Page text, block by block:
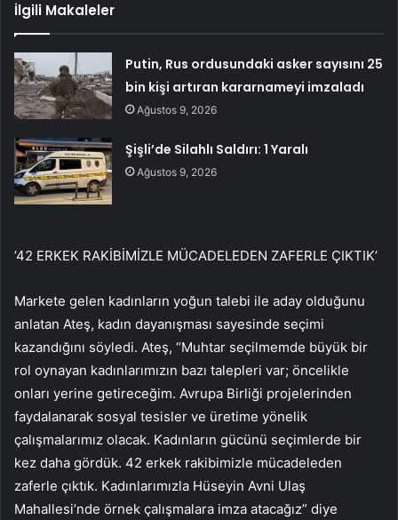
İlgili Makaleler
Putin, Rus ordusundaki asker sayısını 25
bin kişi artıran kararnameyi imzaladı
Ağustos 9, 2026
Şişli’de Silahlı Saldırı: 1 Yaralı
Ağustos 9, 2026
’42 ERKEK RAKİBİMİZLE MÜCADELEDEN ZAFERLE ÇIKTIK’
Markete gelen kadınların yoğun talebi ile aday olduğunu
anlatan Ateş, kadın dayanışması sayesinde seçimi
kazandığını söyledi. Ateş, “Muhtar seçilmemde büyük bir
rol oynayan kadınlarımızın bazı talepleri var; öncelikle
onları yerine getireceğim. Avrupa Birliği projelerinden
faydalanarak sosyal tesisler ve üretime yönelik
çalışmalarımız olacak. Kadınların gücünü seçimlerde bir
kez daha gördük. 42 erkek rakibimizle mücadeleden
zaferle çıktık. Kadınlarımızla Hüseyin Avni Ulaş
Mahallesi’nde örnek çalışmalara imza atacağız” diye